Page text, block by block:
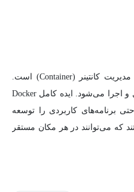
به طور خلاصه، داکر یک سرویس مدیریت کانتینر (Container) است.
Docker در هر مکانی توسعه، ارسال و اجرا می‌شود. ایده کامل Docker
برنامه‌های کاربردی را توسعه
که می‌توانند در هر مکان مستقر